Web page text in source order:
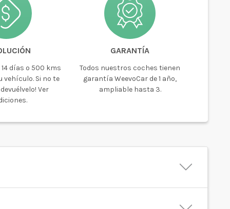
días o 500 kms
Si no te
Ver
GARANTÍA
Todos nuestros coches tienen
garantía WeevoCar de 1 año,
ampliable hasta 3.